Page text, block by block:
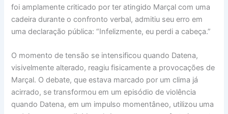
foi amplamente criticado por ter atingido Marçal com uma
cadeira durante o confronto verbal, admitiu seu erro em
uma declaração pública: “Infelizmente, eu perdi a cabeça.”
O momento de tensão se intensificou quando Datena,
visivelmente alterado, reagiu fisicamente a provocações de
Marçal. O debate, que estava marcado por um clima já
acirrado, se transformou em um episódio de violência
quando Datena, em um impulso momentâneo, utilizou uma